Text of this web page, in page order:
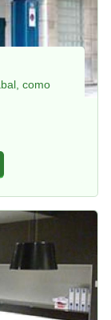
como